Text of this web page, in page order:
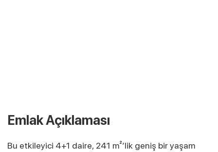
Emlak Açıklaması
Bu etkileyici 4+1 daire, 241 m²’lik geniş bir yaşam